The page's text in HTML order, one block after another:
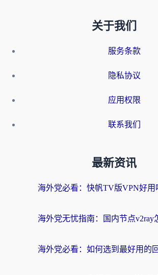
关于我们
服务条款
隐私协议
应用权限
联系我们
最新资讯